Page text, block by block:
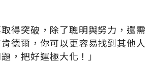
得突破，除了聰明與努力，還需
德爾，你可以更容易找到其他人
，把好運極大化！」